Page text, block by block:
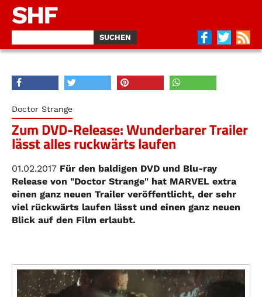
SHF
Doctor Strange
Zum DVD-Release: Wunderbarer Trailer
lässt alles ruckwärts laufen
01.02.2017 Für den baldigen DVD und Blu-ray
Release von "Doctor Strange" hat MARVEL extra
einen ganz neuen Trailer veröffentlicht, der sehr
viel rückwärts laufen lässt und einen ganz neuen
Blick auf den Film erlaubt.